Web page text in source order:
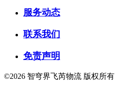
服务动态
联系我们
免责声明
©2026 智穹界飞芮物流 版权所有